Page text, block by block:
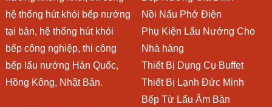
hệ thống hút khói bếp nướng
tại bàn, hệ thống hút khói
bếp công nghiệp, thi công
bếp lẩu nướng Hàn Quốc,
Hồng Kông, Nhật Bản.
Nồi Nấu Phở Điện
Phụ Kiện Lẩu Nướng Cho
Nhà hàng
Thiết Bị Dụng Cụ Buffet
Thiết Bị Lạnh Đức Minh
Bếp Từ Lẩu Âm Bàn